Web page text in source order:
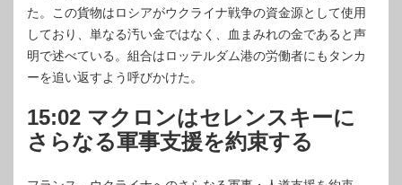
た。この貨物はロシアがウクライナ戦争の資金源として使用
しており、単なる汚い金ではなく、血まみれの金であると声
明で述べている。組合はロッテルダム港の労働者にもタンカ
ーを追い返すよう呼びかけた。
15:02 マクロンはセレンスキーに
さらなる軍事支援を約束する